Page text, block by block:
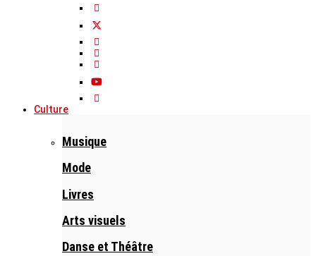
Culture
Musique
Mode
Livres
Arts visuels
Danse et Théâtre